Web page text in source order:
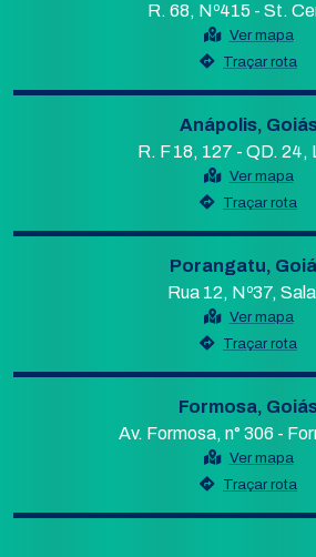
R. 68, Nº415 - St.
Ver mapa
Traçar rota
Anápolis,
R. F 18, 127 - QD. 24,
Ver mapa
Traçar rota
Porangatu,
Rua 12, Nº37,
Ver mapa
Traçar rota
Formosa,
Av. Formosa, n° 306 -
Ver mapa
Traçar rota